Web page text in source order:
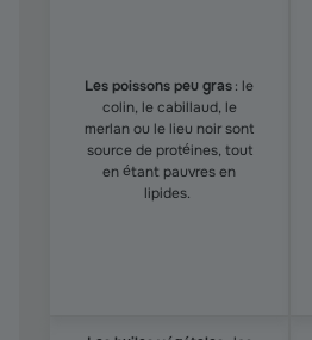
Les poissons peu gras: le
colin, le cabillaud, le
merlan ou le lieu noir sont
source de protéines, tout
en étant pauvres en
lipides.